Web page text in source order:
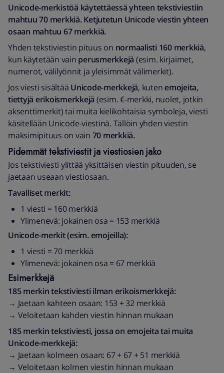
Unicode-merkistöä käytettäessä yhteen tekstiviestiin
mahtuu 70 merkkiä. Ketjutetun Unicode viestin yhteen
osaan mahtuu 67 merkkiä.
Yhden tekstiviestin pituus on normaalisti 160 merkkiä,
kun käytetään vain perusmerkkejä (esim. kirjaimet,
numerot, välilyönnit ja yleisimmät välimerkit).
Jos viesti sisältää Unicode-merkkejä, kuten emojeita,
tiettyjä erikoismerkkejä (esim. €-merkki, nuolet, jotkin
aksenttimerkit) tai muita kielikohtaisia symboleja, viesti
käsitellään Unicode-viestinä. Tällöin yhden viestin
maksimipituus on vain 70 merkkiä.
Pidemmät tekstiviestit ja viestiosien jako
Jos tekstiviesti ylittää yksittäisen viestin pituuden, se
jaetaan useaan viestiosaan.
Tavalliset merkit:
1 viesti = 160 merkkiä
Ylimenevä: jokainen osa = 153 merkkiä
Unicode-merkit (esim. emojeilla):
1 viesti = 70 merkkiä
Ylimenevä: jokainen osa = 67 merkkiä
Esimerkkejä
185 merkin tekstiviesti ilman erikoismerkkejä:
→ Jaetaan kahteen osaan: 153 + 32 merkkiä
→ Veloitetaan kahden viestin hinnan mukaan
185 merkin tekstiviesti, jossa on emojeita tai muita
Unicode-merkkejä:
→ Jaetaan kolmeen osaan: 67 + 67 + 51 merkkiä
→ Veloitetaan kolmen viestin hinnan mukaan